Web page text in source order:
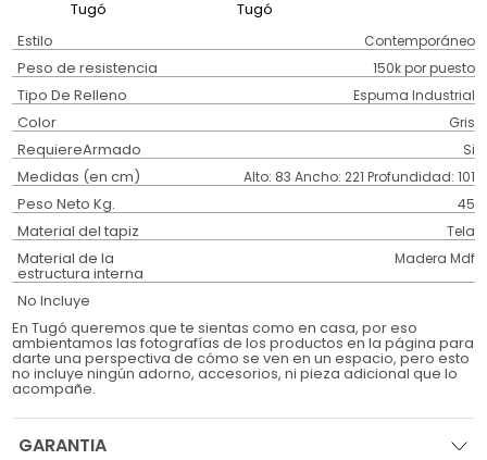
Estilo Contemporáneo
Peso de resistencia 150k por puesto
Tipo De Relleno Espuma Industrial
Color Gris
RequiereArmado Si
Medidas (en cm) Alto: 83 Ancho: 221 Profundidad: 101
Peso Neto Kg. 45
Material del tapiz Tela
Material de la
estructura interna
Madera Mdf
No Incluye
En Tugó queremos que te sientas como en casa, por eso
ambientamos las fotografías de los productos en la página para
darte una perspectiva de cómo se ven en un espacio, pero esto
no incluye ningún adorno, accesorios, ni pieza adicional que lo
acompañe.
GARANTIA